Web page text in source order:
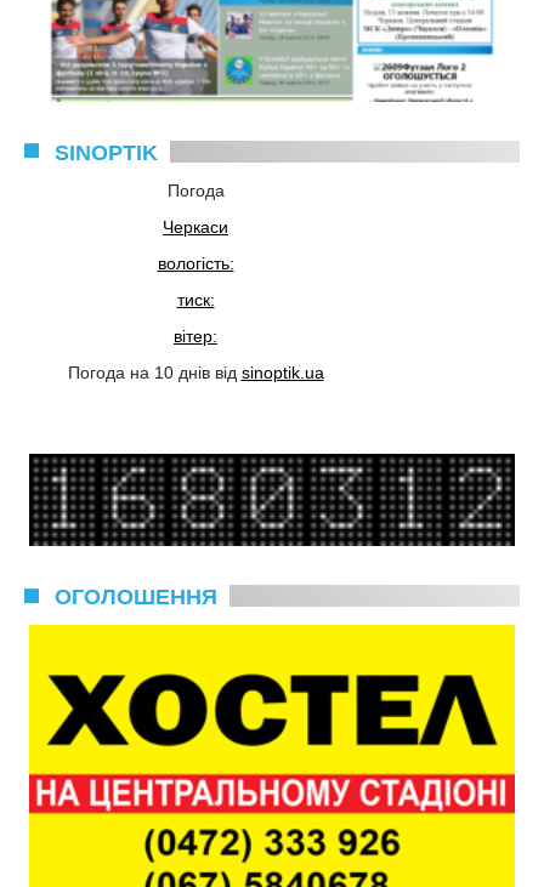
SINOPTIK
Погода
Черкаси
вологість:
тиск:
вітер:
Погода на 10 днів від sinoptik.ua
ОГОЛОШЕННЯ